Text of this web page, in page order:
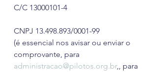
C/C 13000101-4
CNPJ 13.498.893/0001-99
(é essencial nos avisar ou enviar o
comprovante, para
administracao@pilotos.org.br,, para